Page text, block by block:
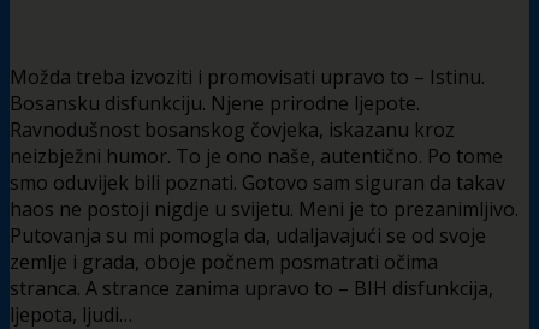
Možda treba izvoziti i promovisati upravo to – Istinu.
Bosansku disfunkciju. Njene prirodne ljepote.
Ravnodušnost bosanskog čovjeka, iskazanu kroz
neizbježni humor. To je ono naše, autentično. Po tome
smo oduvijek bili poznati. Gotovo sam siguran da takav
haos ne postoji nigdje u svijetu. Meni je to prezanimljivo.
Putovanja su mi pomogla da, udaljavajući se od svoje
zemlje i grada, oboje počnem posmatrati očima
stranca. A strance zanima upravo to – BIH disfunkcija,
ljepota, ljudi…